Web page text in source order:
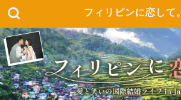
フィリピンに恋して。